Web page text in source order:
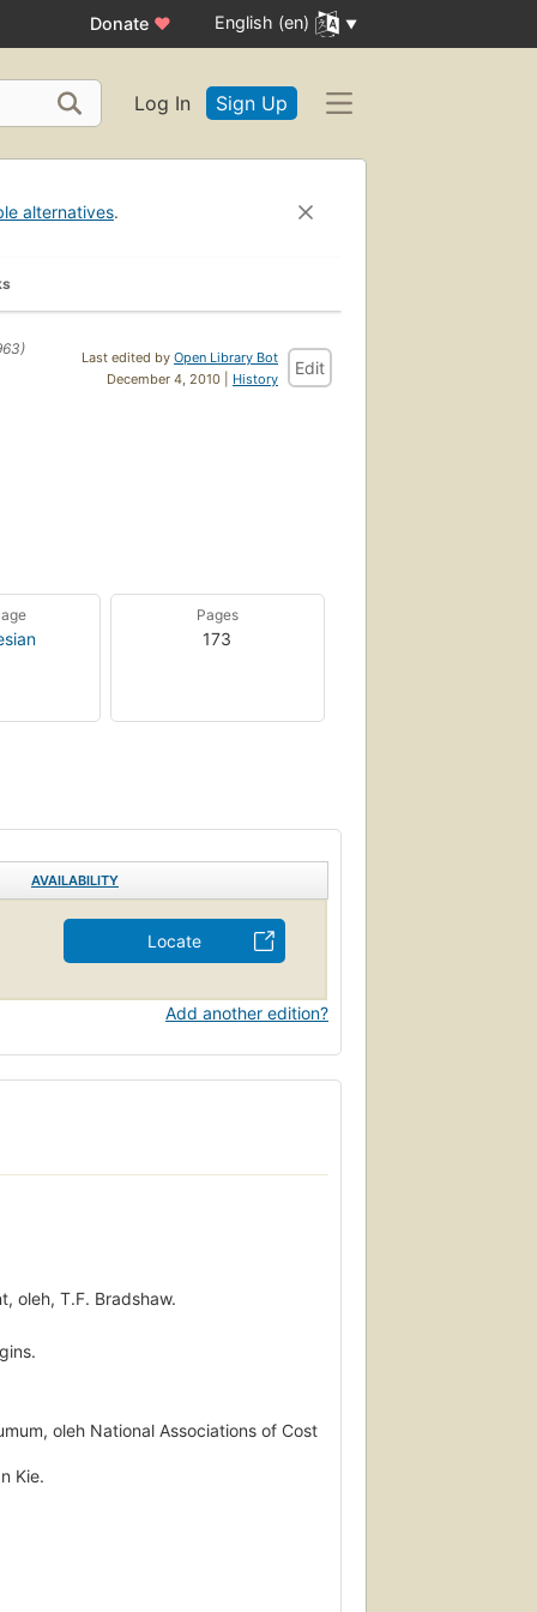
Donate ♥ English (en)
Log In Sign Up
alternatives.
Last edited by Open Library Bot
December 4, 2010 | History
Edit
Pages
173
AVAILABILITY
Locate
Add another edition?
oleh, T.F. Bradshaw.
oleh National Associations of Cost
Kie.